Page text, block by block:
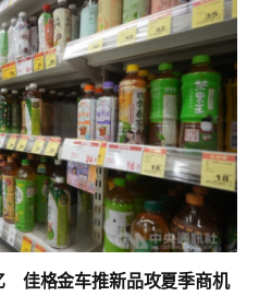
佳格金车推新品攻夏季商机